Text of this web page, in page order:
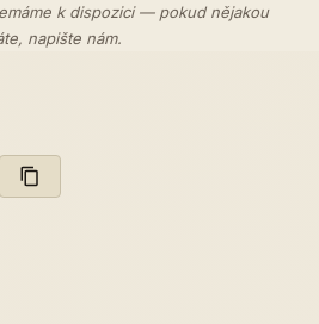
k dispozici — pokud nějakou
napište nám.